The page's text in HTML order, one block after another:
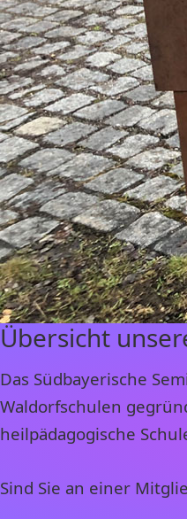
Übersicht
Das Südbayerische
Waldorfschulen
heilpädagogische
Sind Sie an einer